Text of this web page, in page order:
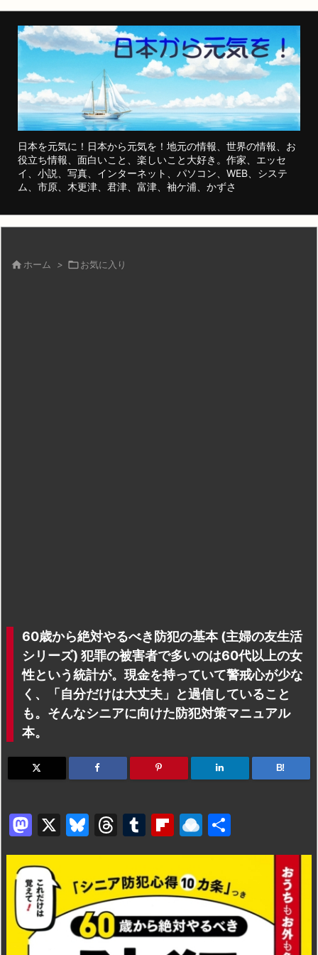
日本を元気に！日本から元気を！地元の情報、世界の情報、お
役立ち情報、面白いこと、楽しいこと大好き。作家、エッセ
イ、小説、写真、インターネット、パソコン、WEB、システ
ム、市原、木更津、君津、富津、袖ケ浦、かずさ
 ホーム > お気に入り
60歳から絶対やるべき防犯の基本 (主婦の友生活
シリーズ) 犯罪の被害者で多いのは60代以上の女
性という統計が。現金を持っていて警戒心が少な
く、「自分だけは大丈夫」と過信していること
も。そんなシニアに向けた防犯対策マニュアル
本。
B!
M
a
st
o
d
o
X
Bl
u
s
k
y
T
hr
e
a
d
s
T
u
m
bl
r
Fl
ip
b
o
ar
d
R
ai
n
dr
o
p.
有